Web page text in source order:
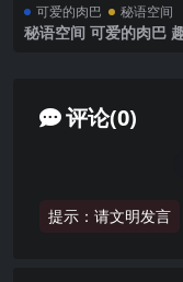
可爱的肉巴 秘语空间
秘语空间 可爱的肉巴
评论(0)
提示：请文明发言